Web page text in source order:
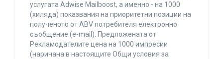
услугата Adwise Mailboost, а именно - на 1000
(хиляда) показвания на приоритетни позиции на
полученото от ABV потребителя електронно
съобщение (e-mail). Предложената от
Рекламодателите цена на 1000 импресии
(наричана в настоящите Общи условия за